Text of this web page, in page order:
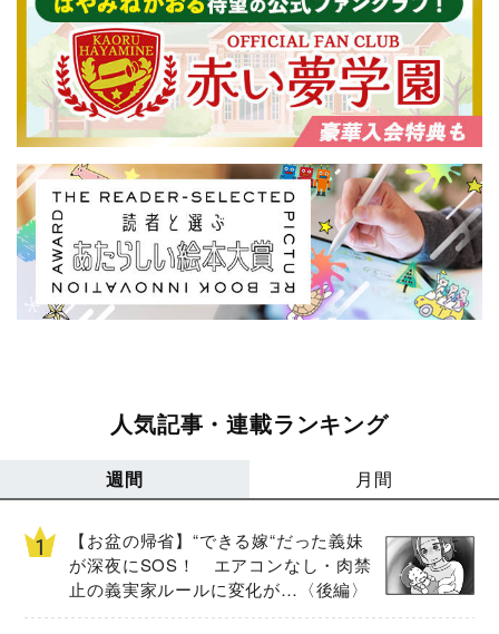
人気記事・連載ランキング
週間 月間
【お盆の帰省】“できる嫁“だった義妹
が深夜にSOS！ エアコンなし・肉禁
止の義実家ルールに変化が…〈後編〉